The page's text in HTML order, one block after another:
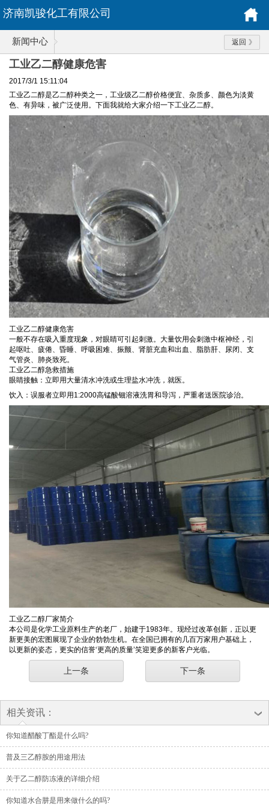
济南凯骏化工有限公司
新闻中心 返回
工业乙二醇健康危害
2017/3/1 15:11:04
工业乙二醇是乙二醇种类之一，工业级乙二醇价格便宜、杂质多、颜色为淡黄
色、有异味，被广泛使用。下面我就给大家介绍一下工业乙二醇。
工业乙二醇健康危害
一般不存在吸入重度现象，对眼睛可引起刺激。大量饮用会刺激中枢神经，引
起呕吐、疲倦、昏睡、呼吸困难、振颤、肾脏充血和出血、脂肪肝、尿闭、支
气管炎、肺炎致死。
工业乙二醇急救措施
眼睛接触：立即用大量清水冲洗或生理盐水冲洗，就医。
饮入：误服者立即用1:2000高锰酸钿溶液洗胃和导泻，严重者送医院诊治。
工业乙二醇厂家简介
本公司是化学工业原料生产的老厂，始建于1983年。现经过改革创新，正以更
新更美的宏图展现了企业的勃勃生机。在全国已拥有的几百万家用户基础上，
以更新的姿态，更实的信誉‘更高的质量’笑迎更多的新客户光临。
上一条 下一条
相关资讯：
你知道醋酸丁酯是什么吗?
普及三乙醇胺的用途用法
关于乙二醇防冻液的详细介绍
你知道水合肼是用来做什么的吗?